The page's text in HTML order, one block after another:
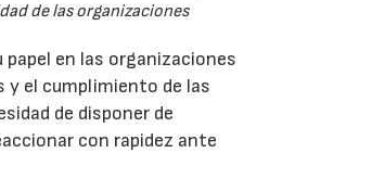
de las organizaciones
en las organizaciones
y el cumplimiento de las
de disponer de
con rapidez ante